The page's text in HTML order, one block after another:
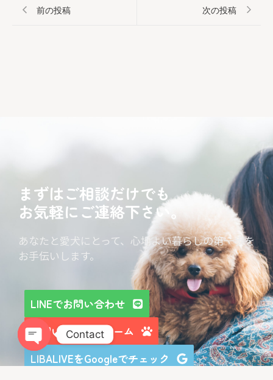
前の投稿 次の投稿
まずはご相談だけでも
お気軽にご連絡下さい。
あなたと愛犬にとって、心地よい暮らしの第一歩を
お手伝いします。
LINEでお問い合わせ
お問い合わせフォーム
LIBALIVEをGoogleでチェック
Contact
Open chaty